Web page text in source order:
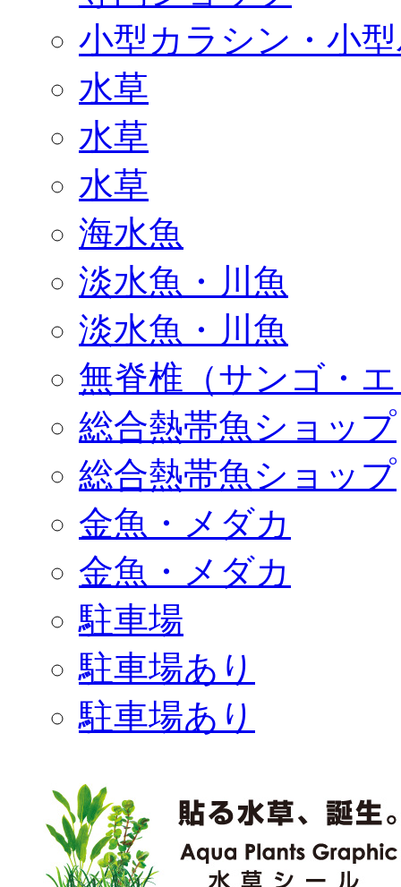
小型カラシン・小
水草
水草
水草
海水魚
淡水魚・川魚
淡水魚・川魚
無脊椎（サンゴ・
総合熱帯魚ショップ
総合熱帯魚ショップ
金魚・メダカ
金魚・メダカ
駐車場
駐車場あり
駐車場あり